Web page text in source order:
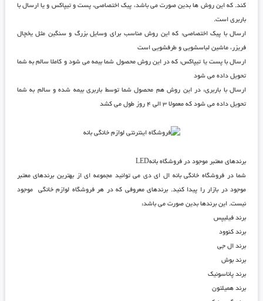
کند. که این روش ها بدین صورت می باشد، پیک اختصاصی، پست و تیپاکس و یا ارسال با
باربری است.
ارسال با پیک اختصاصی: که این روش مناسب برای وسایل بزرگ و سنگین مثل یخچال
فریزر، ماشین لباسشویی و طرفشویی است
ارسال با پست یا تیپاکس: که در این روش محصول شما بیمه می شود و کاملا سالم به شما
تحویل داده می شود
ارسال با باربری: در این روش هم محصول شما توسط باربری بیمه شده و سالم به شما
تحویل داده می شود که معمولا ۳ الی ۴ روز طول می کشد
برندهای معتبر موجود در فروشگاه بانهLED
شما در
فروشگاه خانگی بانه ال ای دی می توانید مجموعه ای از بهترین برندهای معتبر
موجود در بازار را پیدا کنید. برندهای معروفی که در هر فروشگاه لوازم خانگی موجود
نیست. این برندها بدین صورت می باشد:
برند فیلیپس
برند کنوود
برند ال جی
برند بوش
برند پاناسونیک
برند همیلتون